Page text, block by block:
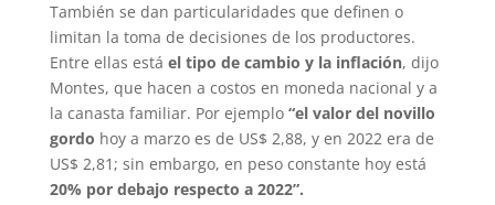
También se dan particularidades que definen o
limitan la toma de decisiones de los productores.
Entre ellas está el tipo de cambio y la inflación, dijo
Montes, que hacen a costos en moneda nacional y a
la canasta familiar. Por ejemplo “el valor del novillo
gordo hoy a marzo es de US$ 2,88, y en 2022 era de
US$ 2,81; sin embargo, en peso constante hoy está
20% por debajo respecto a 2022”.